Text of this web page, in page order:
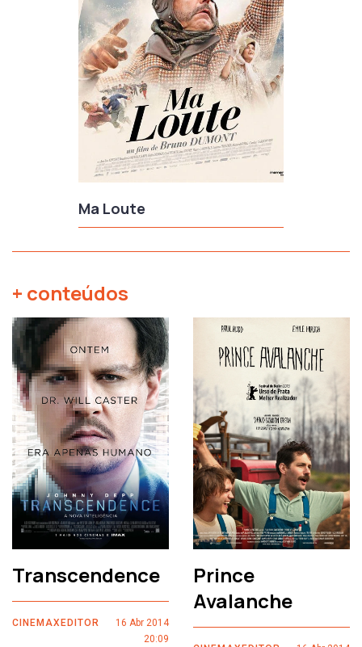
Ma Loute
+ conteúdos
Transcendence
CINEMAXEDITOR
16 Abr 2014
20:09
Prince
Avalanche